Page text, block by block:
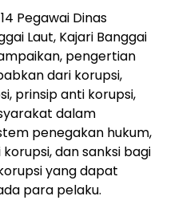
Pegawai Dinas
Laut, Kajari Banggai
pengertian
dari korupsi,
prinsip anti korupsi,
dalam
penegakan hukum,
dan sanksi bagi
yang dapat
para pelaku.